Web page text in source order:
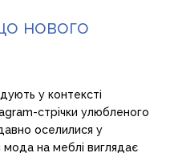
нового
у контексті
стрічки улюбленого
оселилися у
мода на меблі виглядає